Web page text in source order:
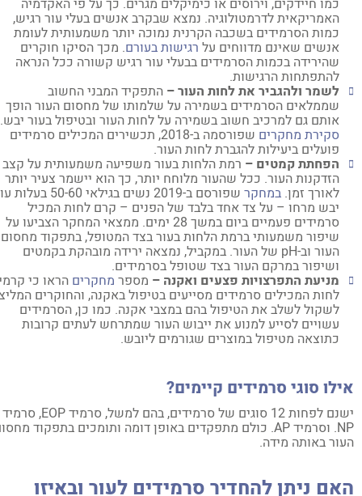
כמו חיידקים, וירוסים או כימיקלים מגרים. כך על פי האקדמיה
האמריקאית לדרמטולוגיה. נמצא שבקרב אנשים בעלי עור רגיש,
כמות הסרמידים בשכבה הקרנית נמוכה יותר משמעותית לעומת
אנשים שאינם מדווחים על רגישות בעורם. מכך הסיקו חוקרים
שהירידה בכמות הסרמידים בבעלי עור רגיש קשורה ככל הנראה
להתפתחות הרגישות.
לשמר ולהגביר את לחות העור –התפקיד המבני החשוב
שממלאים הסרמידים בשמירה על שלמותו של מחסום העור הופך
אותם גם למרכיב חשוב בשמירה על לחות העור ובטיפול בעור יבש.
סקירת מחקרים שפורסמה ב-2018, תכשירים המכילים סרמידים
פועלים ביעילות להגברת לחות העור.
הפחתת קמטים –רמת הלחות בעור משפיעה משמעותית על קצב
הזדקנות העור. ככל שהעור מלוחח יותר, כך הוא יישמר צעיר יותר
לאורך זמן.במחקר שפורסם ב-2019 נשים בגילאי 50-60 בעלות עור
יבש מרחו – על צד אחד בלבד של הפנים – קרם לחות המכיל
סרמידים פעמיים ביום במשך 28 ימים. ממצאי המחקר הצביעו על
שיפור משמעותי ברמת הלחות בעור בצד המטופל, בתפקוד מחסום
העור וב-pH של העור. במקביל, נמצאה ירידה מובהקת בקמטים
ושיפור במרקם העור בצד שטופל בסרמידים.
מניעת התפרצויות פצעים ואקנה –מספרמחקריםהראו כי קרמי
לחות המכילים סרמידים מסייעים בטיפול באקנה, והחוקרים המליצו
לשקול לשלב את הטיפול בהם במצבי אקנה. כמו כן, הסרמידים
עשויים לסייע למנוע את ייבוש העור שמתרחש לעתים קרובות
כתוצאה מטיפול במוצרים שגורמים ליובש.
סוגי סרמידים קיימים?
ישנם לפחות 12 סוגים של סרמידים, בהם למשל, סרמיד EOP, סרמיד
NP. וסרמיד AP. כולם מתפקדים באופן דומה ותומכים בתפקוד מחסום
באותה מידה.
ניתן להחדיר סרמידים לעור ובאיזו